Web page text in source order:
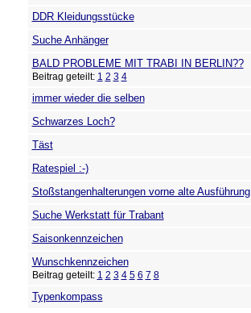
DDR Kleidungsstücke
Suche Anhänger
BALD PROBLEME MIT TRABI IN BERLIN??
Beitrag geteilt: 1 2 3 4
immer wieder die selben
Schwarzes Loch?
Täst
Ratespiel :-)
Stoßstangenhalterungen vorne alte Ausführung
Suche Werkstatt für Trabant
Saisonkennzeichen
Wunschkennzeichen
Beitrag geteilt: 1 2 3 4 5 6 7 8
Typenkompass